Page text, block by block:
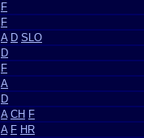
F
F
A D SLO
D
F
A
D
A CH F
A F HR